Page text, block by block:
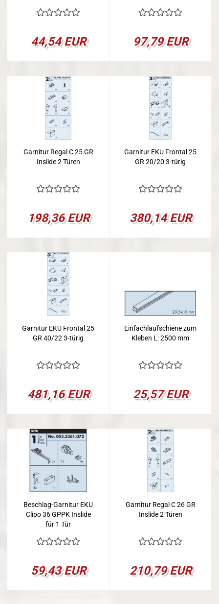
44,54 EUR 97,79 EUR
Garnitur Regal C 25 GR
Inslide 2 Türen
198,36 EUR
Garnitur EKU Frontal 25
GR 20/20 3-türig
380,14 EUR
Garnitur EKU Frontal 25
GR 40/22 3-türig
481,16 EUR
Einfachlaufschiene zum
Kleben L: 2500 mm
25,57 EUR
Beschlag-Garnitur EKU
Clipo 36 GPPK Inslide
für 1 Tür
59,43 EUR
Garnitur Regal C 26 GR
Inslide 2 Türen
210,79 EUR